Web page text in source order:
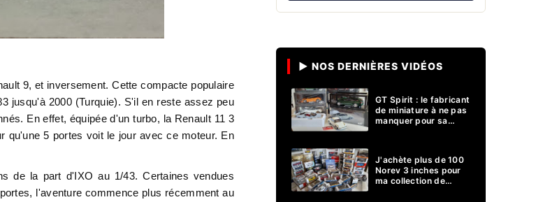
9, et inversement. Cette compacte populaire
jusqu'à 2000 (Turquie). S'il en reste assez peu
En effet, équipée d'un turbo, la Renault 11 3
qu'une 5 portes voit le jour avec ce moteur. En
de la part d'IXO au 1/43. Certaines vendues
l'aventure commence plus récemment au
▶ NOS DERNIÈRES VIDÉOS
GT Spirit : le fabricant
de miniature à ne pas
manquer pour sa
J'achète plus de 100
Norev 3 inches pour
ma collection de